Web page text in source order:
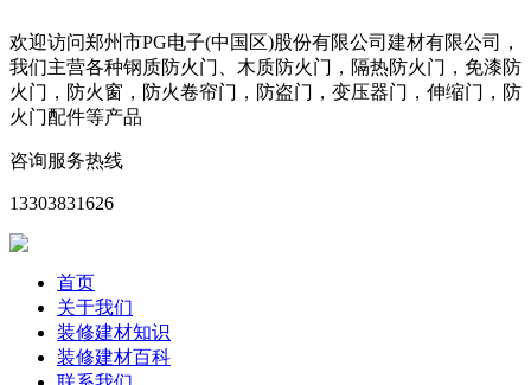
欢迎访问郑州市PG电子(中国区)股份有限公司建材有限公司，
我们主营各种钢质防火门、木质防火门，隔热防火门，免漆防
火门，防火窗，防火卷帘门，防盗门，变压器门，伸缩门，防
火门配件等产品
咨询服务热线
13303831626
首页
关于我们
装修建材知识
装修建材百科